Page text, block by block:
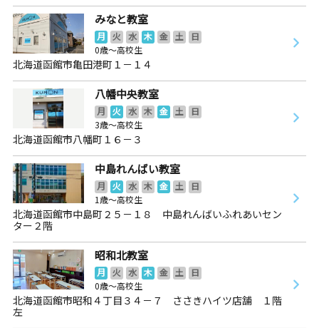
みなと教室
月 火 水 木 金 土
日
0歳～高校生
北海道函館市亀田港町１－１４
八幡中央教室
月 火 水 木 金 土
日
3歳～高校生
北海道函館市八幡町１６－３
中島れんばい教室
月 火 水 木 金 土
日
1歳～高校生
北海道函館市中島町２５－１８ 中島れんばいふれあいセン
ター２階
昭和北教室
月 火 水 木 金 土
日
0歳～高校生
北海道函館市昭和４丁目３４－７ ささきハイツ店舗 １階
左